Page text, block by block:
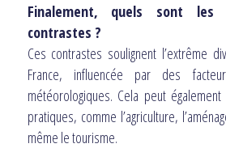
Finalement, quels sont les
contrastes ?
Ces contrastes soulignent l’extrême
France, influencée par des
météorologiques. Cela peut
pratiques, comme l’agriculture,
même le tourisme.